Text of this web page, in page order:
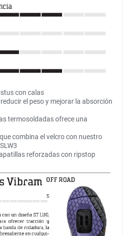
con calas
el peso y mejorar la absorción
termosoldadas ofrece una
combina el velcro con nuestro
reforzadas con ripstop